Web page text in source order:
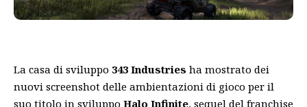
La casa di sviluppo 343 Industries ha mostrato dei
nuovi screenshot delle ambientazioni di gioco per il
suo titolo in sviluppo Halo Infinite, sequel del franchise